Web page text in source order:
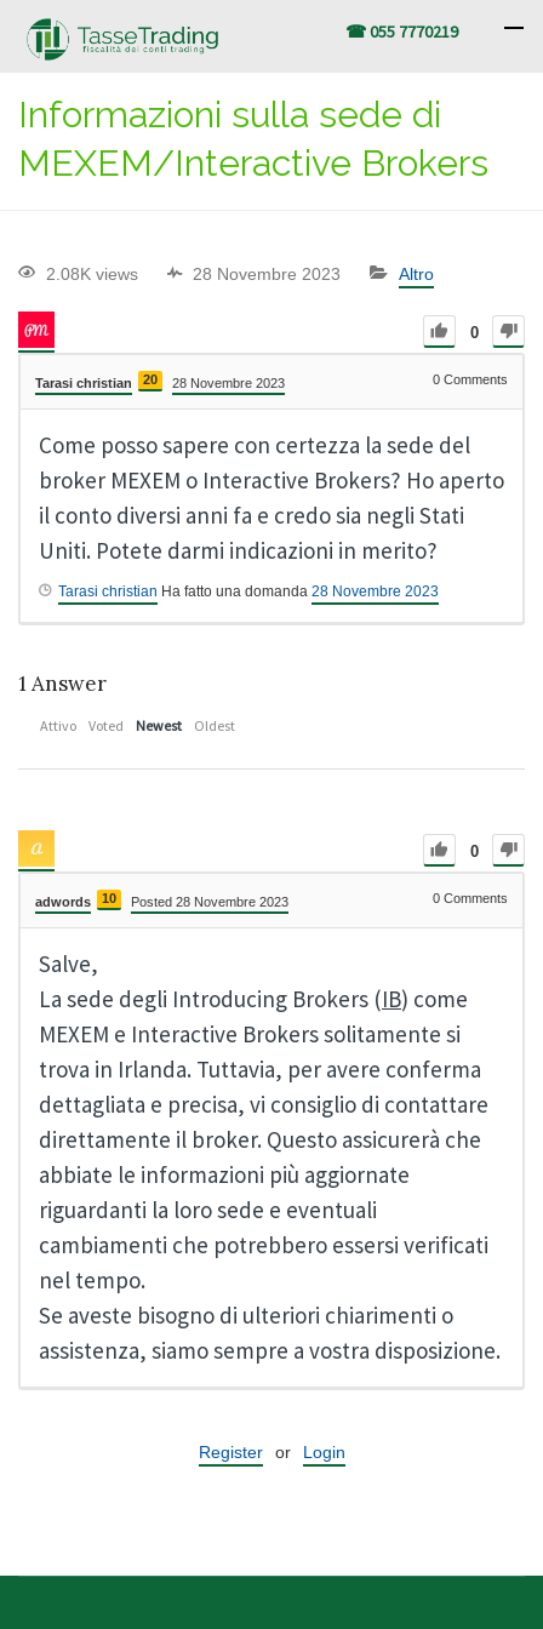
☎ 055 7770219
Informazioni sulla sede di
MEXEM/Interactive Brokers
2.08K views 28 Novembre 2023 Altro
0
Tarasi christian 20 28 Novembre 2023 0 Comments
Come posso sapere con certezza la sede del
broker MEXEM o Interactive Brokers? Ho aperto
il conto diversi anni fa e credo sia negli Stati
Uniti. Potete darmi indicazioni in merito?
Tarasi christian Ha fatto una domanda 28 Novembre 2023
1 Answer
Attivo Voted Newest Oldest
0
adwords 10 Posted 28 Novembre 2023 0 Comments
Salve,
La sede degli Introducing Brokers (IB) come
MEXEM e Interactive Brokers solitamente si
trova in Irlanda. Tuttavia, per avere conferma
dettagliata e precisa, vi consiglio di contattare
direttamente il broker. Questo assicurerà che
abbiate le informazioni più aggiornate
riguardanti la loro sede e eventuali
cambiamenti che potrebbero essersi verificati
nel tempo.
Se aveste bisogno di ulteriori chiarimenti o
assistenza, siamo sempre a vostra disposizione.
Register or Login